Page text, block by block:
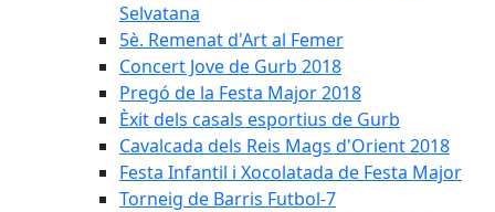
Selvatana
5è. Remenat d'Art al Femer
Concert Jove de Gurb 2018
Pregó de la Festa Major 2018
Èxit dels casals esportius de Gurb
Cavalcada dels Reis Mags d'Orient 2018
Festa Infantil i Xocolatada de Festa Major
Torneig de Barris Futbol-7